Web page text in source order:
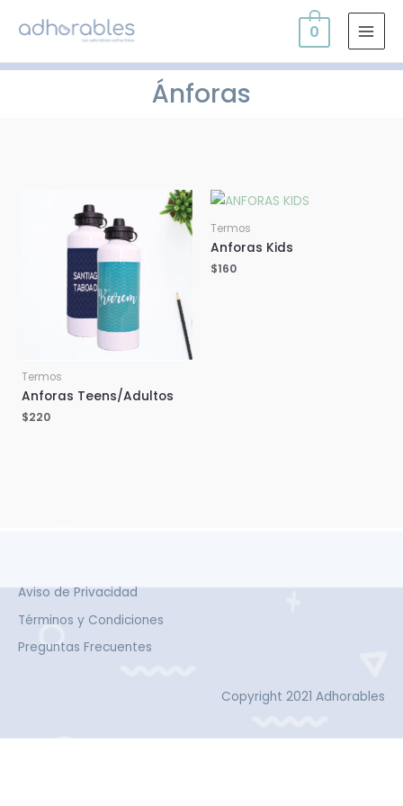
0
Ánforas
Termos
Anforas Teens/Adultos
$220
Termos
Anforas Kids
$160
Aviso de Privacidad
Términos y Condiciones
Preguntas Frecuentes
Copyright 2021 Adhorables